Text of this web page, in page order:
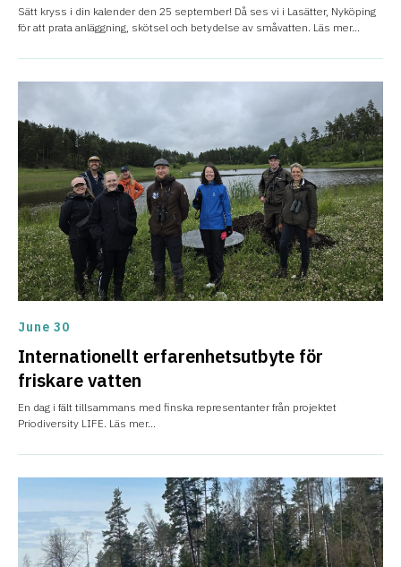
Sätt kryss i din kalender den 25 september! Då ses vi i Lasätter, Nyköping
för att prata anläggning, skötsel och betydelse av småvatten. Läs mer...
June 30
Internationellt erfarenhetsutbyte för
friskare vatten
En dag i fält tillsammans med finska representanter från projektet
Priodiversity LIFE. Läs mer...